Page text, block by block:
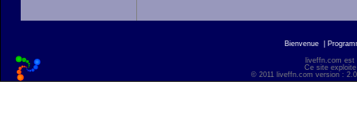
Bienvenue
liveffn.com est
Ce site
© 2011 liveffn.com version :